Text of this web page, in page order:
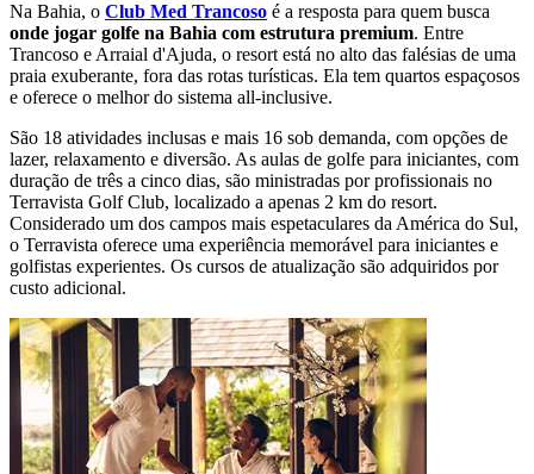
Na Bahia, o Club Med Trancoso é a resposta para quem busca
onde jogar golfe na Bahia com estrutura premium. Entre
Trancoso e Arraial d'Ajuda, o resort está no alto das falésias de uma
praia exuberante, fora das rotas turísticas. Ela tem quartos espaçosos
e oferece o melhor do sistema all-inclusive.
São 18 atividades inclusas e mais 16 sob demanda, com opções de
lazer, relaxamento e diversão. As aulas de golfe para iniciantes, com
duração de três a cinco dias, são ministradas por profissionais no
Terravista Golf Club, localizado a apenas 2 km do resort.
Considerado um dos campos mais espetaculares da América do Sul,
o Terravista oferece uma experiência memorável para iniciantes e
golfistas experientes. Os cursos de atualização são adquiridos por
custo adicional.